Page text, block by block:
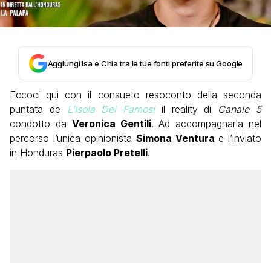
Aggiungi Isa e Chia tra le tue fonti preferite su Google
Eccoci qui con il consueto resoconto della seconda
puntata de L’Isola Dei Famosi il reality di Canale 5
condotto da Veronica Gentili. Ad accompagnarla nel
percorso l’unica opinionista Simona Ventura e l’inviato
in Honduras Pierpaolo Pretelli.